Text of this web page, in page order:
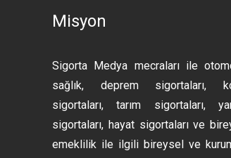
Misyon
Sigorta Medya mecraları ile
sağlık, deprem sigortaları,
sigortaları, tarım sigortaları,
sigortaları, hayat sigortaları ve
emeklilik ile ilgili bireysel ve